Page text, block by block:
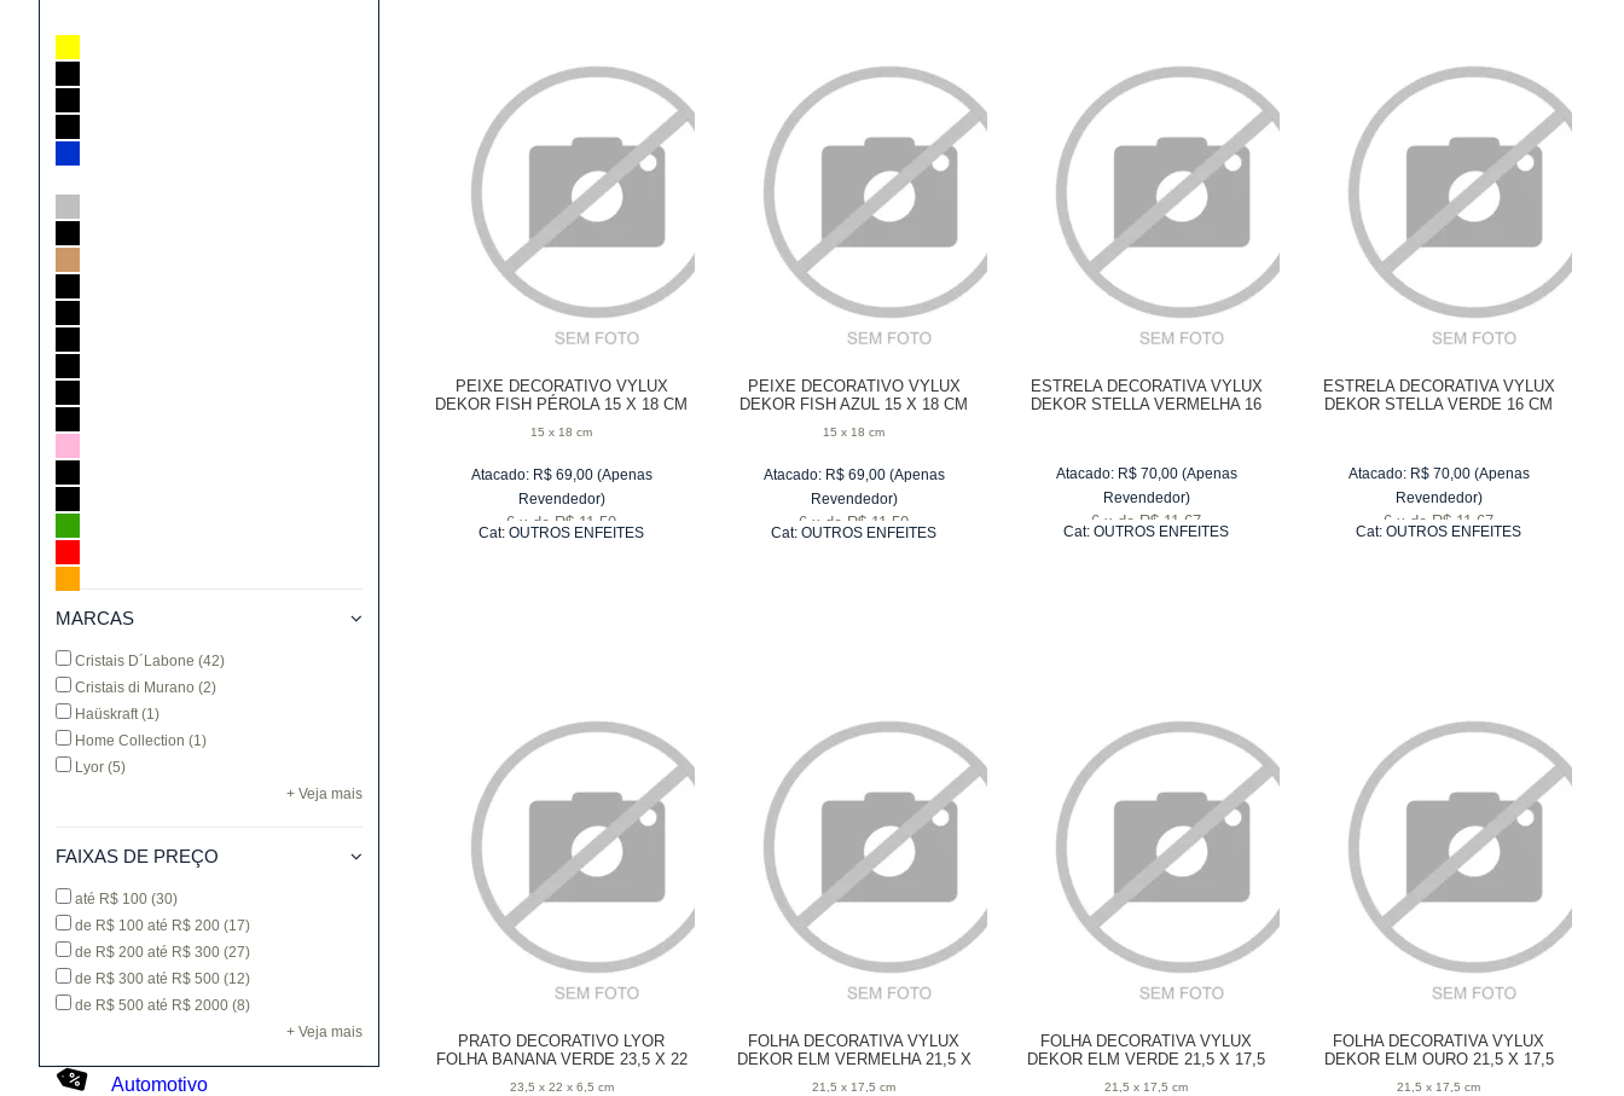
MARCAS
Cristais D´Labone (42)
Cristais di Murano (2)
Haüskraft(1)
Home Collection (1)
Lyor (5)
+ Veja mais
FAIXAS DE PREÇO
até R$ 100 (30)
de R$ 100 até R$ 200 (17)
de R$ 200 até R$ 300 (27)
de R$ 300 até R$ 500 (12)
de R$ 500 até R$ 2000 (8)
+ Veja mais
Automotivo
PEIXE DECORATIVO VYLUX
DEKOR FISH PÉROLA 15 X 18 CM
15 x 18 cm
Atacado: R$ 69,00 (Apenas
Revendedor)
6 x de R$ 11,50
Cat:OUTROS ENFEITES
PEIXE DECORATIVO VYLUX
DEKOR FISH AZUL 15 X 18 CM
15 x 18 cm
Atacado: R$ 69,00 (Apenas
Revendedor)
6 x de R$ 11,50
Cat:OUTROS ENFEITES
ESTRELA DECORATIVA VYLUX
DEKOR STELLA VERMELHA 16
Atacado: R$ 70,00 (Apenas
Revendedor)
6 x de R$ 11,67
Cat:OUTROS ENFEITES
ESTRELA DECORATIVA VYLUX
DEKOR STELLA VERDE 16 CM
Atacado: R$ 70,00 (Apenas
Revendedor)
6 x de R$ 11,67
Cat:OUTROS ENFEITES
PRATO DECORATIVO LYOR
FOLHA BANANA VERDE 23,5 X 22
23,5 x 22 x 6,5 cm
FOLHA DECORATIVA VYLUX
DEKOR ELM VERMELHA 21,5 X
21,5 x 17,5 cm
FOLHA DECORATIVA VYLUX
DEKOR ELM VERDE 21,5 X 17,5
21,5 x 17,5 cm
FOLHA DECORATIVA VYLUX
DEKOR ELM OURO 21,5 X 17,5
21,5 x 17,5 cm